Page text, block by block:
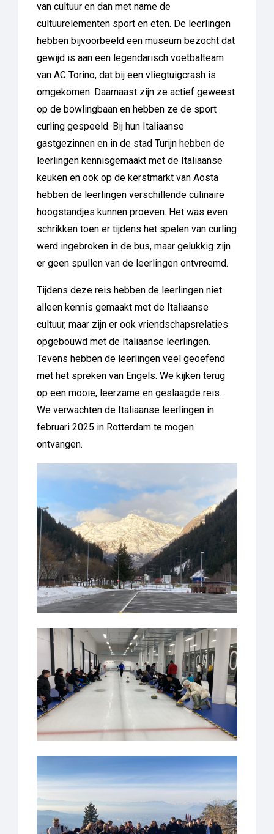
van cultuur en dan met name de
cultuurelementen sport en eten. De leerlingen
hebben bijvoorbeeld een museum bezocht dat
gewijd is aan een legendarisch voetbalteam
van AC Torino, dat bij een vliegtuigcrash is
omgekomen. Daarnaast zijn ze actief geweest
op de bowlingbaan en hebben ze de sport
curling gespeeld. Bij hun Italiaanse
gastgezinnen en in de stad Turijn hebben de
leerlingen kennisgemaakt met de Italiaanse
keuken en ook op de kerstmarkt van Aosta
hebben de leerlingen verschillende culinaire
hoogstandjes kunnen proeven. Het was even
schrikken toen er tijdens het spelen van curling
werd ingebroken in de bus, maar gelukkig zijn
er geen spullen van de leerlingen ontvreemd.
Tijdens deze reis hebben de leerlingen niet
alleen kennis gemaakt met de Italiaanse
cultuur, maar zijn er ook vriendschapsrelaties
opgebouwd met de Italiaanse leerlingen.
Tevens hebben de leerlingen veel geoefend
met het spreken van Engels. We kijken terug
op een mooie, leerzame en geslaagde reis.
We verwachten de Italiaanse leerlingen in
februari 2025 in Rotterdam te mogen
ontvangen.